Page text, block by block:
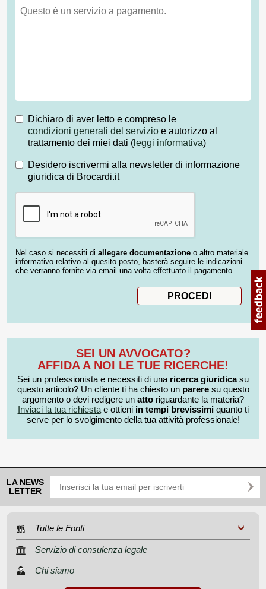
Dichiaro di aver letto e compreso le
condizioni generali del servizio e autorizzo al
trattamento dei miei dati ( leggi informativa)
Desidero iscrivermi alla newsletter di informazione
giuridica di Brocardi.it
Nel caso si necessiti di allegare documentazione o altro materiale
informativo relativo al quesito posto, basterà seguire le indicazioni
che verranno fornite via email una volta effettuato il pagamento.
SEI UN AVVOCATO?
AFFIDA A NOI LE TUE RICERCHE!
Sei un professionista e necessiti di una ricerca giuridicasu
questo articolo? Un cliente ti ha chiesto un pareresu questo
argomento o devi redigere un atto riguardante la materia?
Inviaci la tua richiestae ottieni in tempi brevissimiquanto ti
serve per lo svolgimento della tua attività professionale!
LA NEWS
LETTER
Tutte le Fonti
Servizio di consulenza legale
Chi siamo